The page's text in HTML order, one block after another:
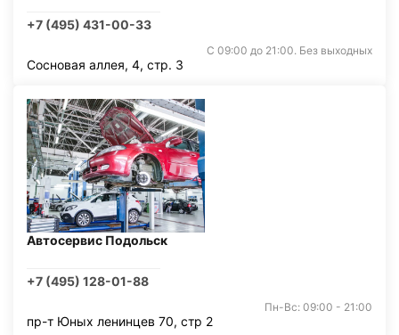
+7 (495) 431-00-33
С 09:00 до 21:00. Без выходных
Сосновая аллея, 4, стр. 3
Автосервис Подольск
+7 (495) 128-01-88
Пн-Вс: 09:00 - 21:00
пр-т Юных ленинцев 70, стр 2